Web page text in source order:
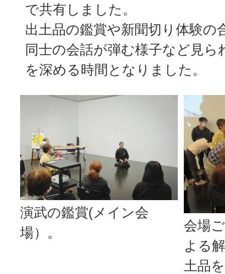
で共有しました。
出土品の鑑賞や新聞切り体験の
同士の会話が弾む様子など見ら
を深める時間となりました。
演武の鑑賞(メイン会
場）。
会場
よる
土品